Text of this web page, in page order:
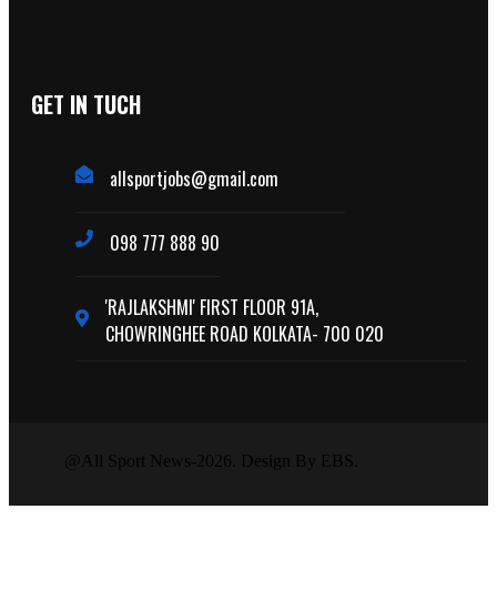
GET IN TUCH
allsportjobs@gmail.com
098 777 888 90
'RAJLAKSHMI' FIRST FLOOR 91A,
CHOWRINGHEE ROAD KOLKATA- 700 020
@All Sport News-2026. Design By EBS.